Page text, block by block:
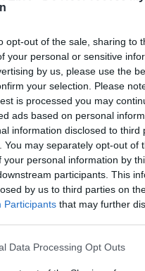
opt-out of the sale, sharing to
your personal or sensitive
by us, please use the
your selection. Please
is processed you may
ads based on personal
information disclosed to third
You may separately opt-out of
your personal information by
participants. This
by us to third parties on
Participants that may further
Data Processing Opt Outs
nom, el correu electrònic
per a la propera vegada